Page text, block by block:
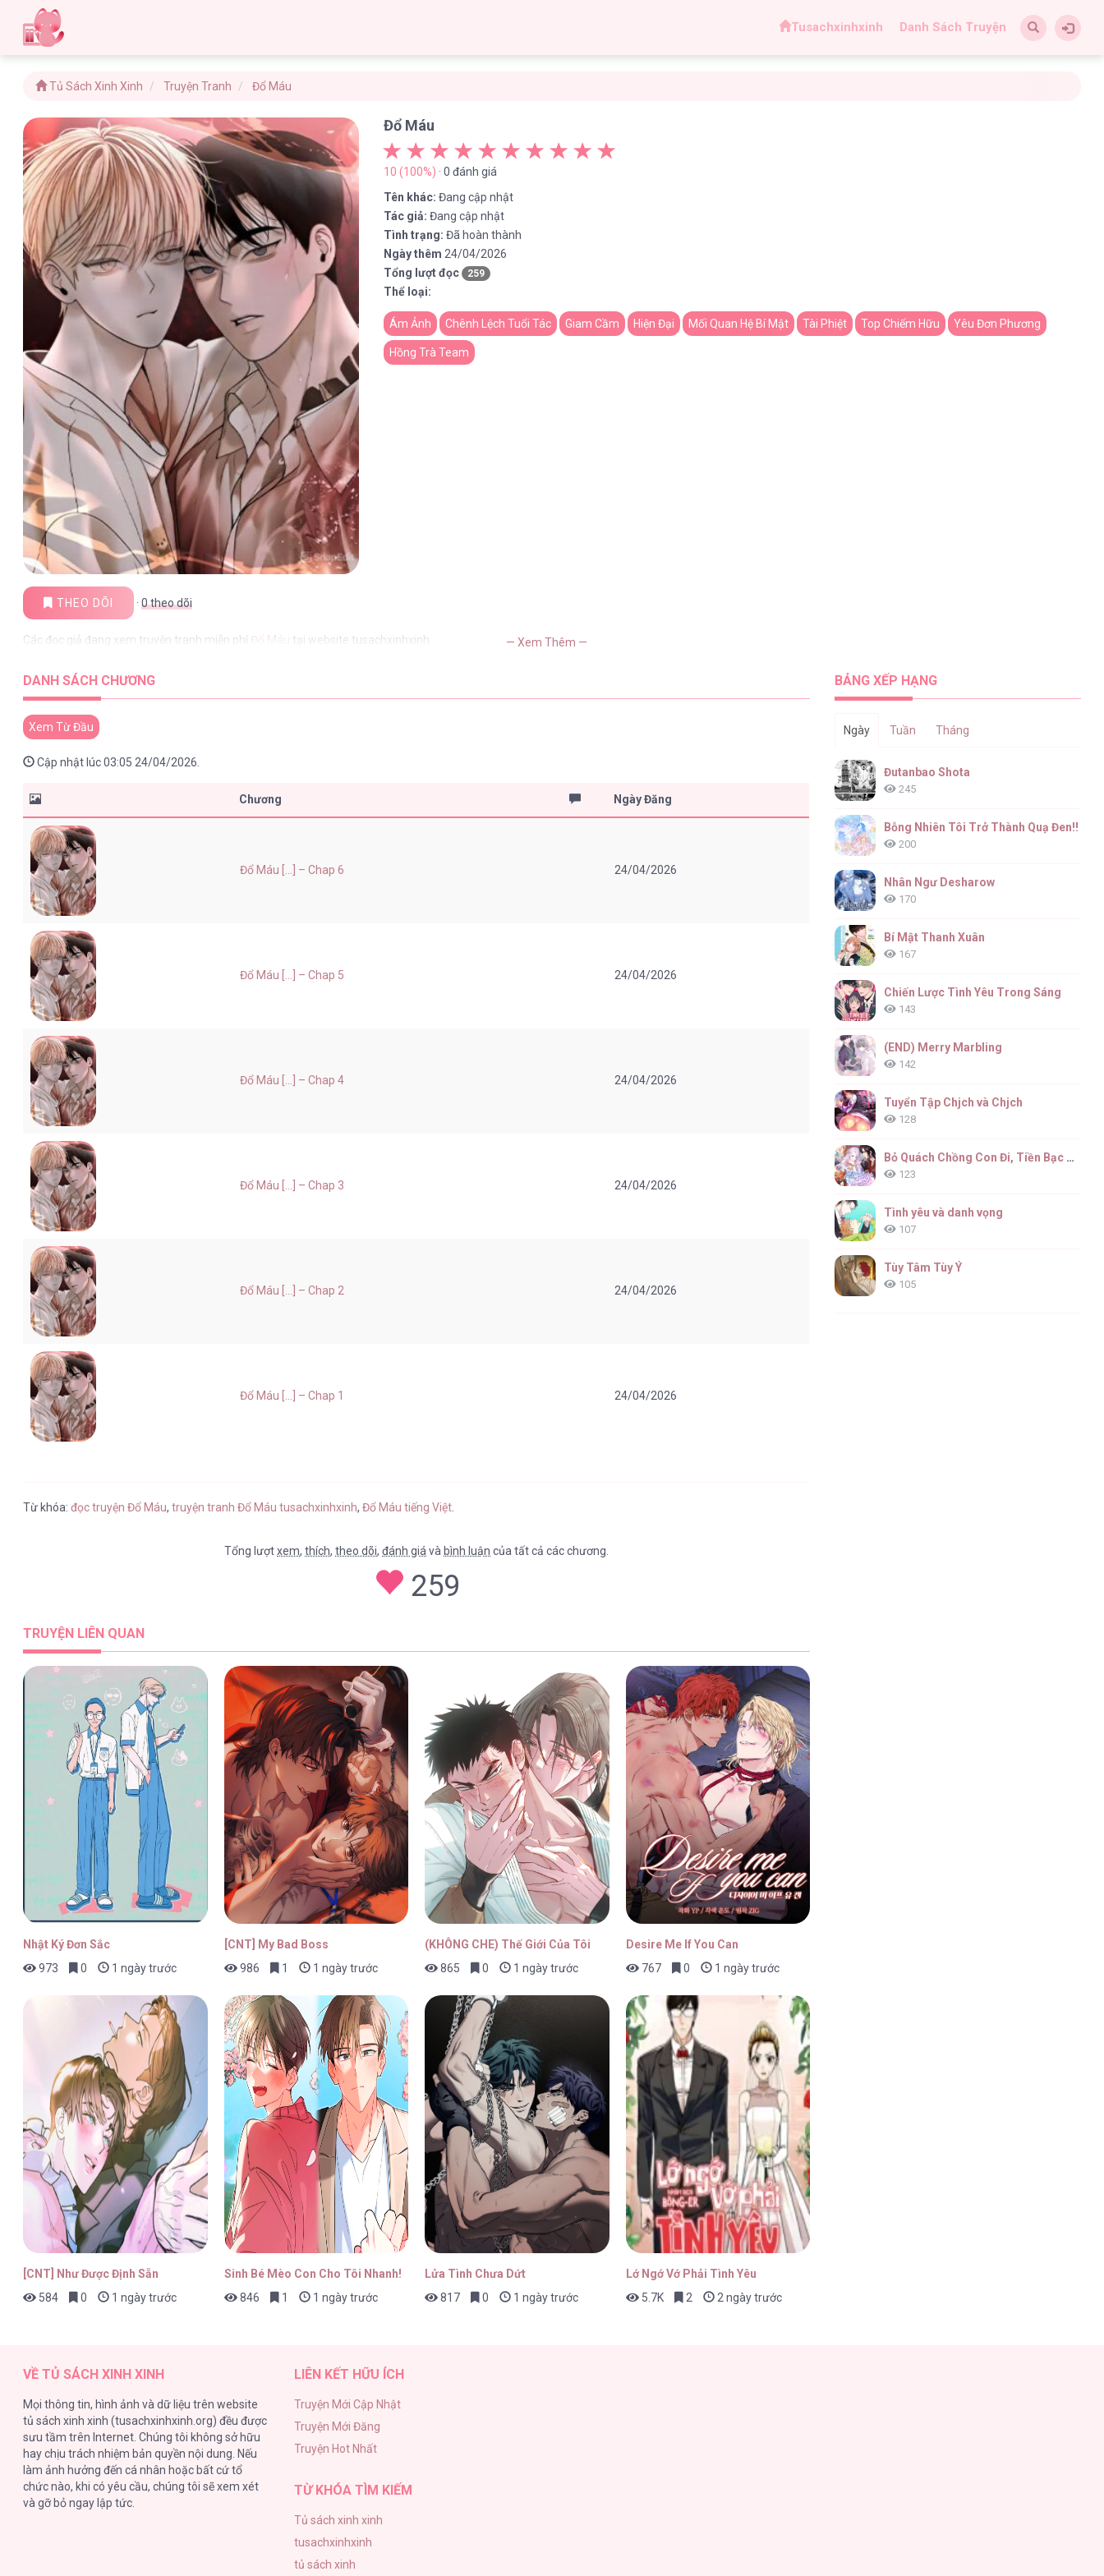
Tusachxinhxinh Danh Sách Truyện
Tủ Sách Xinh Xinh Truyện Tranh Đổ Máu
Đổ Máu
10 (100%) · 0 đánh giá
Tên khác: Đang cập nhật
Tác giả: Đang cập nhật
Tình trạng: Đã hoàn thành
Ngày thêm 24/04/2026
Tổng lượt đọc
259
Thể loại:
Ám Ảnh Chênh Lệch Tuổi Tác Giam Cầm Hiện Đại Mối Quan Hệ Bí Mật Tài Phiệt Top Chiếm Hữu Yêu Đơn Phương
Hồng Trà Team
THEO DÕI ·0theo dõi
Các đọc giả đang xem truyện tranh miễn phí Đổ Máu tại website tusachxinhxinh — Xem Thêm —
DANH SÁCH CHƯƠNG
Xem Từ Đầu
Cập nhật lúc 03:05 24/04/2026.
Chương Ngày Đăng
Đổ Máu [...] – Chap 6 24/04/2026
Đổ Máu [...] – Chap 5 24/04/2026
Đổ Máu [...] – Chap 4 24/04/2026
Đổ Máu [...] – Chap 3 24/04/2026
Đổ Máu [...] – Chap 2 24/04/2026
Đổ Máu [...] – Chap 1 24/04/2026
Từ khóa:đọc truyện Đổ Máu,truyện tranh Đổ Máu tusachxinhxinh,Đổ Máu tiếng Việt
Tổng lượtxem,thích,theo dõi,đánh giá và bình luận của tất cả các chương.
259
TRUYỆN LIÊN QUAN
Nhật Ký Đơn Sắc
973
0 1 ngày trước
[CNT] My Bad Boss
986
1 1 ngày trước
(KHÔNG CHE) Thế Giới Của Tôi
865
0 1 ngày trước
Desire Me If You Can
767
0 1 ngày trước
[CNT] Như Được Định Sẵn
584
0 1 ngày trước
Sinh Bé Mèo Con Cho Tôi Nhanh!
846
1 1 ngày trước
Lửa Tình Chưa Dứt
817
0 1 ngày trước
Lớ Ngớ Vớ Phải Tình Yêu
5.7K
2 2 ngày trước
BẢNG XẾP HẠNG
Ngày Tuần Tháng
Đutanbao Shota
245
Bỗng Nhiên Tôi Trở Thành Quạ Đen!!
200
Nhân Ngư Desharow
170
Bí Mật Thanh Xuân
167
Chiến Lược Tình Yêu Trong Sáng
143
(END) Merry Marbling
142
Tuyển Tập Chjch và Chjch
128
Bỏ Quách Chồng Con Đi, Tiền Bạc Mới Là Tất Cả
123
Tình yêu và danh vọng
107
Tùy Tâm Tùy Ý
105
VỀ TỦ SÁCH XINH XINH
Mọi thông tin, hình ảnh và dữ liệu trên website
tủ sách xinh xinh (tusachxinhxinh.org) đều được
sưu tầm trên Internet. Chúng tôi không sở hữu
hay chịu trách nhiệm bản quyền nội dung. Nếu
làm ảnh hưởng đến cá nhân hoặc bất cứ tổ
chức nào, khi có yêu cầu, chúng tôi sẽ xem xét
và gỡ bỏ ngay lập tức.
LIÊN KẾT HỮU ÍCH
Truyện Mới Cập Nhật
Truyện Mới Đăng
Truyện Hot Nhất
TỪ KHÓA TÌM KIẾM
Tủ sách xinh xinh
tusachxinhxinh
tủ sách xinh